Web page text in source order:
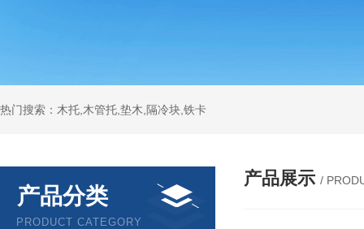
热门搜索：木托,木管托,垫木,隔冷块,铁卡
产品分类
PRODUCT CATEGORY
产品展示 /